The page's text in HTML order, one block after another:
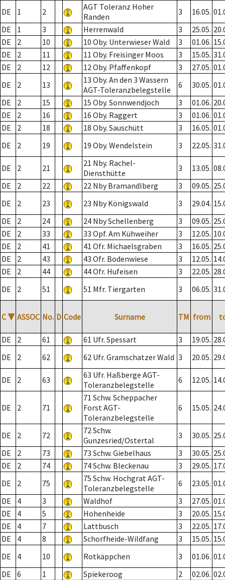
DE
1 2
AGT Toleranz Hoher
Randen
3 16.05.
DE
1 3 Herrenwald 3 25.05.
DE
2 10 10 Oby. Unterwieser Wald 3 01.06.
DE
2 11 11 Oby. Freisinger Moos 3 15.05.
DE
2 12 12 Oby. Pfaffenkopf 3 27.05.
DE
2 13
13 Oby. An den 3 Wassern
AGT-Toleranzbelegstelle
6 30.05.
DE
2 15 15 Oby. Sonnwendjoch 3 01.06.
DE
2 16 16 Oby. Raggert 3 01.06.
DE
2 18 18 Oby. Sauschütt 3 16.05.
DE
2 19 19 Oby. Wendelstein 3 22.05.
DE 2 21
21 Nby. Rachel-
Diensthütte
3 13.05.
DE
2 22 22 Nby Bramandlberg 3 09.05.
DE
2 23 23 Nby Königswald 3 29.04.
DE
2 24 24 Nby Schellenberg 3 09.05.
DE
2 33 33 Opf. Am Kühweiher 3 12.05.
DE
2 41 41 Ofr. Michaelsgraben 3 16.05.
DE
2 43 43 Ofr. Bodenwiese 3 12.05.
DE
2 44 44 Ofr. Hufeisen 3 22.05.
DE
2 51 51 Mfr. Tiergarten 3 06.05.
C ▼ ASSOC No. D Code Surname TM from
DE 2 61 61 Ufr. Spessart 3 19.05.
DE
2 62 62 Ufr. Gramschatzer Wald 3 20.05.
DE 2 63
63 Ufr. Haßberge AGT-
Toleranzbelegstelle
6 12.05.
DE 2 71
71 Schw. Scheppacher
Forst AGT-
Toleranzbelegstelle
6 15.05.
DE 2 72
72 Schw.
Gunzesried/Ostertal
3 30.05.
DE
2 73 73 Schw. Giebelhaus 3 30.05.
DE
2 74 74 Schw. Bleckenau 3 29.05.
DE
2 75
75 Schw. Hochgrat AGT-
Toleranzbelegstelle
6 23.05.
DE
4 3 Waldhof 3 27.05.
DE
4 5 Hohenheide 3 20.05.
DE
4 7 Lattbusch 3 22.05.
DE
4 8 Schorfheide-Wildfang 3 15.05.
DE
4 10 Rotkäppchen 3 01.06.
DE
6 1 Spiekeroog 2 02.06.